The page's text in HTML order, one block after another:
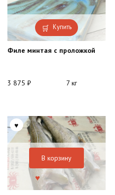
Купить
Филе минтая с проложкой
3 875 ₽ 7 кг
В корзину